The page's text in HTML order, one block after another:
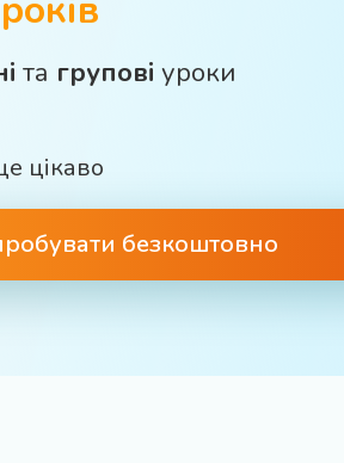
та групові уроки
цікаво
безкоштовно